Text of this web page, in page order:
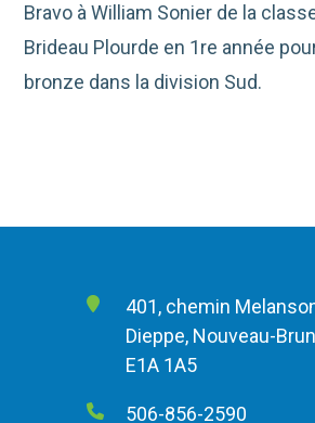
Bravo à William Sonier de la
Brideau Plourde en 1re année
bronze dans la division Sud.
401, chemin
Dieppe, Nouveau-
E1A 1A5
506-856-2590